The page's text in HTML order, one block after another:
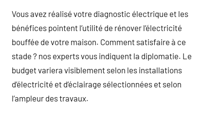
Vous avez réalisé votre diagnostic électrique et les
bénéfices pointent l’utilité de rénover l’électricité
bouffée de votre maison. Comment satisfaire à ce
stade ? nos experts vous indiquent la diplomatie. Le
budget variera visiblement selon les installations
d’électricité et d’éclairage sélectionnées et selon
l’ampleur des travaux.